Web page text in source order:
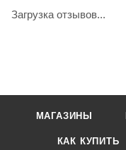
Загрузка отзывов...
МАГАЗИНЫ
КАК КУПИТЬ